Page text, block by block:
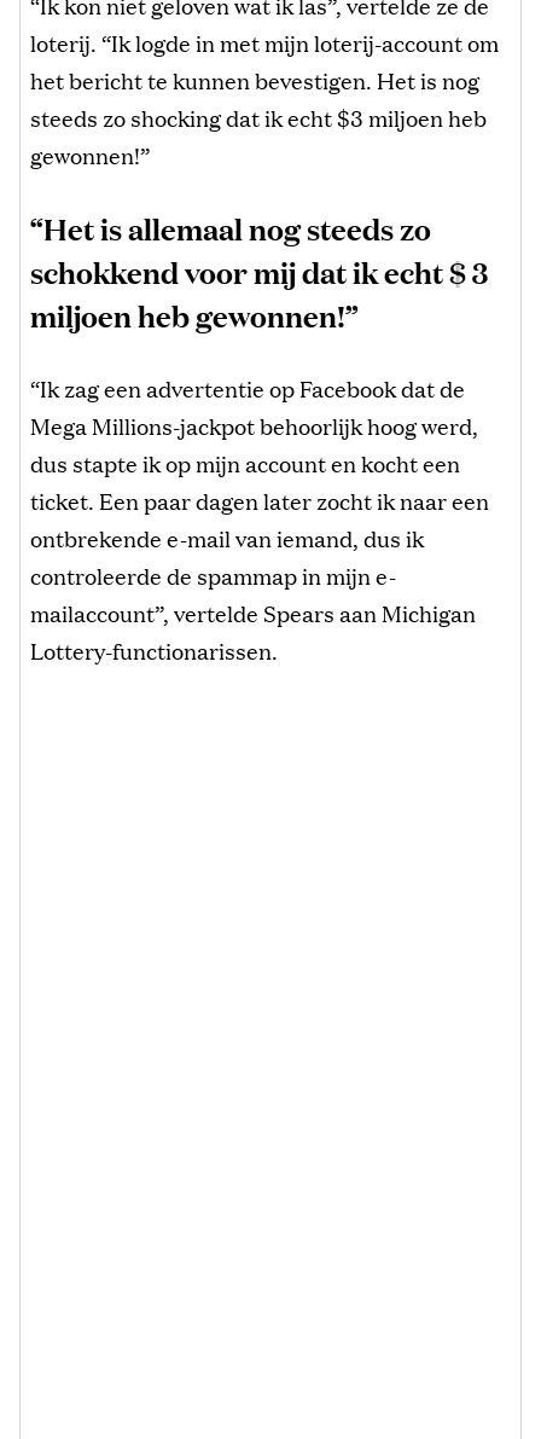
loterij. “Ik logde in met mijn loterij-account om
het bericht te kunnen bevestigen. Het is nog
steeds zo shocking dat ik echt $3 miljoen heb
gewonnen!”
“Het is allemaal nog steeds zo
schokkend voor mij dat ik echt $ 3
miljoen heb gewonnen!”
“Ik zag een advertentie op Facebook dat de
Mega Millions-jackpot behoorlijk hoog werd,
dus stapte ik op mijn account en kocht een
ticket. Een paar dagen later zocht ik naar een
ontbrekende e-mail van iemand, dus ik
controleerde de spammap in mijn e-
mailaccount”, vertelde Spears aan Michigan
Lottery-functionarissen.